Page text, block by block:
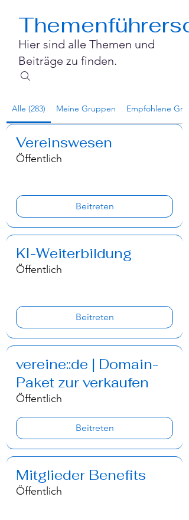
Hier sind alle Themen und
Beiträge zu finden.
Alle (283) Meine Gruppen Empfohlene
Vereinswesen
Öffentlich
Beitreten
‍KI-Weiterbildung
Öffentlich
Beitreten
vereine::de | Domain-
Paket zur verkaufen
Öffentlich
Beitreten
Mitglieder Benefits
Öffentlich